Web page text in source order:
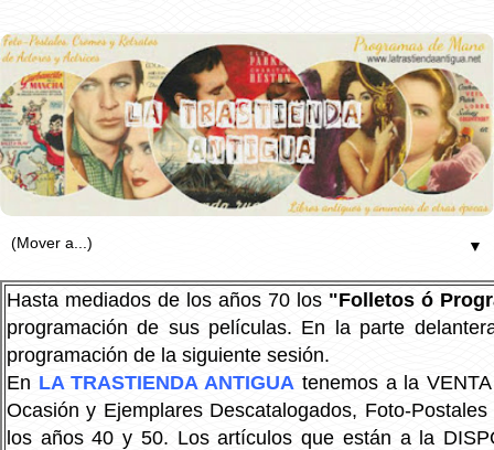
▼
Hasta mediados de los años 70 los "Folletos ó
programación de sus películas. En la parte
programación de la siguiente sesión.
En LA TRASTIENDA ANTIGUA tenemos a la
Ocasión y Ejemplares Descatalogados, Foto-
los años 40 y 50. Los artículos que están a la